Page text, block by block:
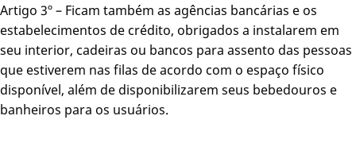
Artigo 3º – Ficam também as agências bancárias e os
estabelecimentos de crédito, obrigados a instalarem em
seu interior, cadeiras ou bancos para assento das pessoas
que estiverem nas filas de acordo com o espaço físico
disponível, além de disponibilizarem seus bebedouros e
banheiros para os usuários.